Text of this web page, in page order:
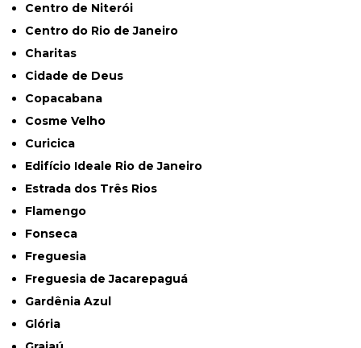
Centro de Niterói
Centro do Rio de Janeiro
Charitas
Cidade de Deus
Copacabana
Cosme Velho
Curicica
Edifício Ideale Rio de Janeiro
Estrada dos Três Rios
Flamengo
Fonseca
Freguesia
Freguesia de Jacarepaguá
Gardênia Azul
Glória